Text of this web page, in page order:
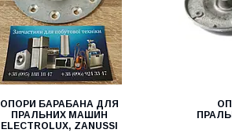
ОПОРИ БАРАБАНА ДЛЯ
ПРАЛЬНИХ МАШИН
ELECTROLUX, ZANUSSI